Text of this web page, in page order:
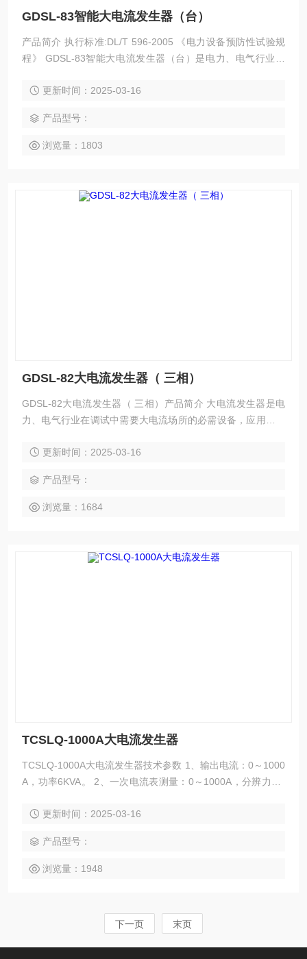
GDSL-83智能大电流发生器（台）
产品简介 执行标准:DL/T 596-2005 《电力设备预防性试验规
程》 GDSL-83智能大电流发生器（台）是电力、电气行业在
站、电器制造厂及科研院所等部门，属于短时或断续工作制，
更新时间：2025-03-16
产品型号：
浏览量：1803
GDSL-82大电流发生器（ 三相）
GDSL-82大电流发生器（ 三相）产品简介 大电流发生器是电
力、电气行业在调试中需要大电流场所的必需设备，应用于发
断续工作制，具有体积小、重量轻、使用维修方便等。有关开
内空白，有效解决了长期困扰各种开关温升三相电流难以平衡
的问题。三相大电流温升装置具有接线简单，三相电流平衡
更新时间：2025-03-16
产品型号：
浏览量：1684
TCSLQ-1000A大电流发生器
TCSLQ-1000A大电流发生器技术参数 1、输出电流：0～1000
A，功率6KVA。 2、一次电流表测量：0～1000A，分辨力0.1
5A，分辨力1mA， 误差：±（读数0.5%+2个字）。 4、电源电
5%无结露
更新时间：2025-03-16
产品型号：
浏览量：1948
下一页 末页